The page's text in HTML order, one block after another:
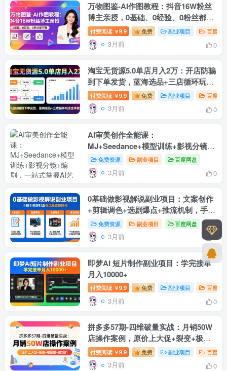
万物图鉴-AI作图教程：抖音16W粉丝
博主亲授，0基础、0经验、0粉丝都可
做
付费阅读 ￥9.9 免费 副业项目 百度网
3月前 0
淘宝无货源5.0单店月入2万：开店防骗
到下单发货，蓝海选品+三店循环玩法
全掌握（-更新4月）
付费阅读 ￥9.9 免费 副业项目 百度网
3月前 0
AI审美创作全能课：
MJ+Seedance+模型训练+影视分镜
+编剧，一站式掌握AI艺术创作
免费资源 副业项目 百度网盘
3月前 0
0基础做影视解说副业项目：文案创作
+剪辑调色+选剧爆点+推流机制，手把
手教你打造高流量变现账号
免费资源 副业项目 百度网盘
3月前
即梦AI 短片制作副业项目：学完接单
月入10000+
付费阅读 ￥9.9 免费 副业项目 百度网
3月前 0
拼多多57期-四维破量实战：月销50W
店操作案例，原价上大促+裂变+极速
推+进2退1
付费阅读 ￥9.9 免费 副业项目 百度网
3月前 0